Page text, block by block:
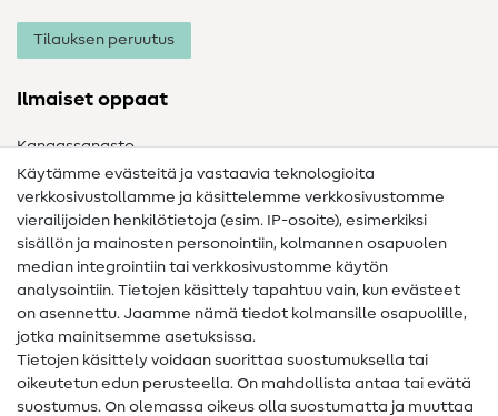
Tilauksen peruutus
Ilmaiset oppaat
Kangassanasto
Ompelusanasto
Ompeluohjeet
Apua ja yhteystiedot
Yhteystiedot
Tietoa omistajanvaihdoksesta
FAQ
Käytämme evästeitä ja vastaavia teknologioita
verkkosivustollamme ja käsittelemme verkkosivustomme
vierailijoiden henkilötietoja (esim. IP-osoite), esimerkiksi
sisällön ja mainosten personointiin, kolmannen osapuolen
median integrointiin tai verkkosivustomme käytön
analysointiin. Tietojen käsittely tapahtuu vain, kun evästeet
on asennettu. Jaamme nämä tiedot kolmansille osapuolille,
jotka mainitsemme asetuksissa.
Tietojen käsittely voidaan suorittaa suostumuksella tai
oikeutetun edun perusteella. On mahdollista antaa tai evätä
suostumus. On olemassa oikeus olla suostumatta ja muuttaa